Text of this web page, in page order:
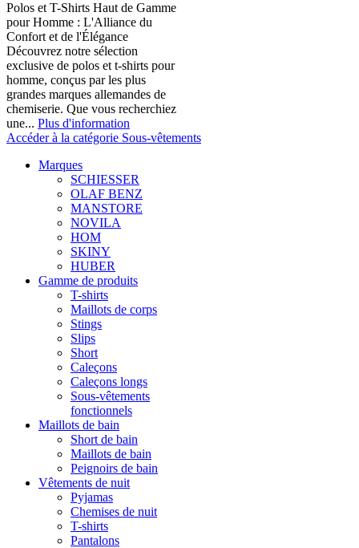
Polos et T-Shirts Haut de Gamme
pour Homme : L'Alliance du
Confort et de l'Élégance
Découvrez notre sélection
exclusive de polos et t-shirts pour
homme, conçus par les plus
grandes marques allemandes de
chemiserie. Que vous recherchiez
une... Plus d'information
Accéder à la catégorie Sous-vêtements
Marques
SCHIESSER
OLAF BENZ
MANSTORE
NOVILA
HOM
SKINY
HUBER
Gamme de produits
T-shirts
Maillots de corps
Stings
Slips
Short
Caleçons
Caleçons longs
Sous-vêtements
fonctionnels
Maillots de bain
Short de bain
Maillots de bain
Peignoirs de bain
Vêtements de nuit
Pyjamas
Chemises de nuit
T-shirts
Pantalons